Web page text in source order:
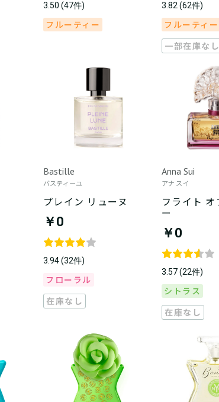
3.50 (47件)
フルーティー
3.82 (62件)
フルーティー
一部在庫なし
Bastille
バスティーユ
プレイン リューヌ
￥0
3.94 (32件)
フローラル
在庫なし
Anna Sui
アナ スイ
フライト
ー
￥0
3.57 (22件)
シトラス
在庫なし